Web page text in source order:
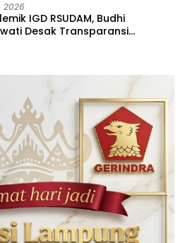
2026
IGD RSUDAM, Budhi
Desak Transparansi